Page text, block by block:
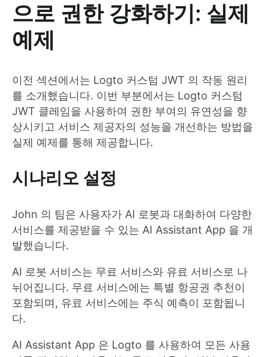
으로 권한 강화하기: 실제
예제
이전 섹션에서는 Logto 커스텀 JWT 의 작동 원리
를 소개했습니다. 이번 부분에서는 Logto 커스텀
JWT 클레임을 사용하여 권한 부여의 유연성을 향
상시키고 서비스 제공자의 성능을 개선하는 방법을
실제 예제를 통해 제공합니다.
시나리오 설정
John 의 팀은 사용자가 AI 로봇과 대화하여 다양한
서비스를 제공받을 수 있는 AI Assistant App 을 개
발했습니다.
AI 로봇 서비스는 무료 서비스와 유료 서비스로 나
뉘어집니다. 무료 서비스에는 특별 항공권 추천이
포함되며, 유료 서비스에는 주식 예측이 포함됩니
다.
AI Assistant App 은 Logto 를 사용하여 모든 사용